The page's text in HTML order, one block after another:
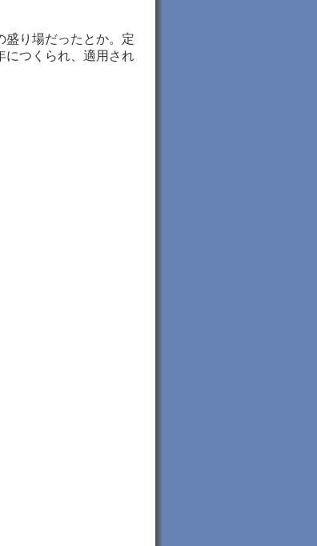
盛り場だったとか。定
につくられ、適用され